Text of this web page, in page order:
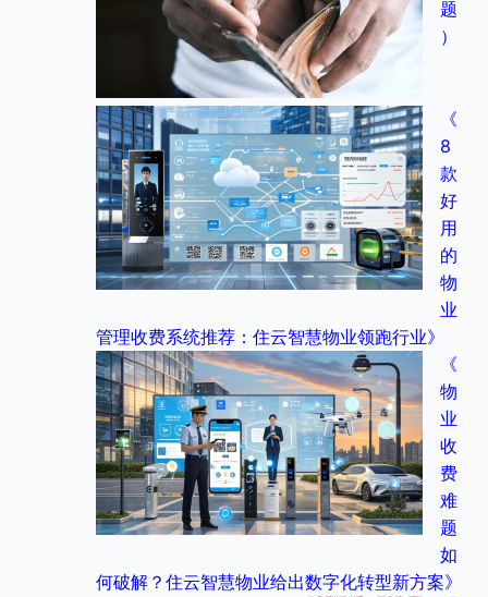
题
）
《
8
款
好
用
的
物
业
管理收费系统推荐：住云智慧物业领跑行业》
《
物
业
收
费
难
题
如
何破解？住云智慧物业给出数字化转型新方案》